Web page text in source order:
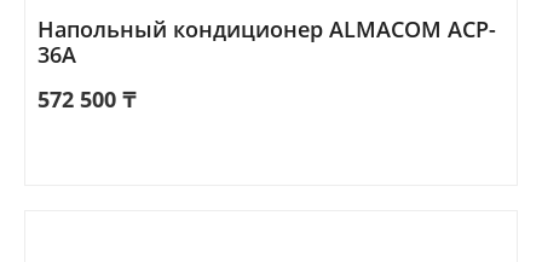
Напольный кондиционер ALMACOM ACP-
36A
572 500 ₸